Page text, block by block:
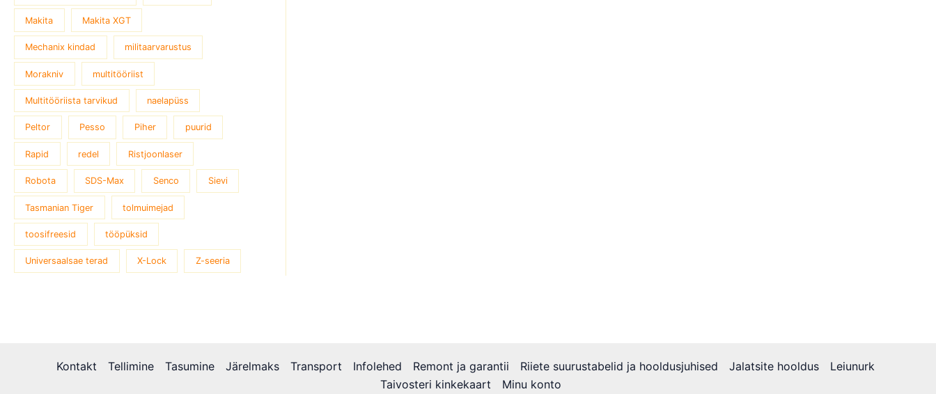
Makita Makita XGT
Mechanix kindad militaarvarustus
Morakniv multitööriist
Multitööriista tarvikud naelapüss
Peltor Pesso Piher puurid
Rapid redel Ristjoonlaser
Robota SDS-Max Senco Sievi
Tasmanian Tiger tolmuimejad
toosifreesid tööpüksid
Universaalsae terad X-Lock Z-seeria
Kontakt Tellimine Tasumine Järelmaks Transport Infolehed Remont ja garantii Riiete suurustabelid ja hooldusjuhised Jalatsite hooldus
Leiunurk
Taivosteri kinkekaart
Minu konto